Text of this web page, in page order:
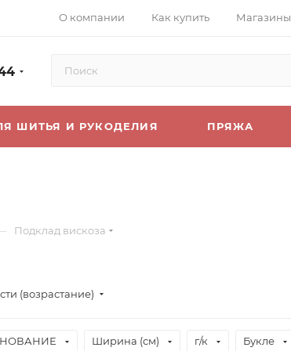
О компании Как купить Магазины
ШИТЬЯ И РУКОДЕЛИЯ ПРЯЖА
Подклад вискоза
(возрастание)
Ширина (см) г/к Букле